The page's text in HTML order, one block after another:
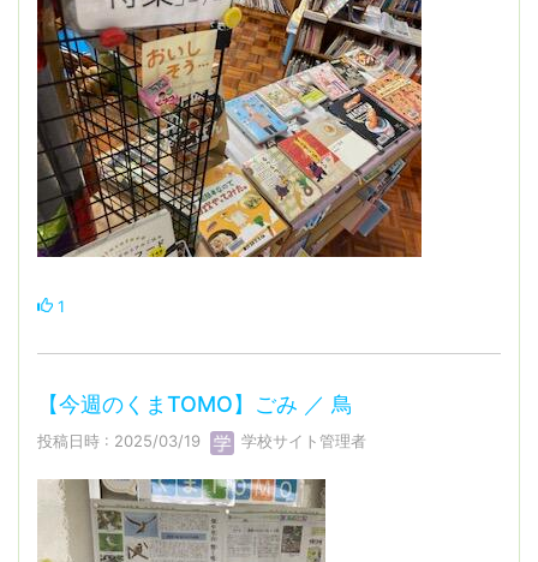
1
【今週のくまTOMO】ごみ ／ 鳥
投稿日時 : 2025/03/19 学校サイト管理者